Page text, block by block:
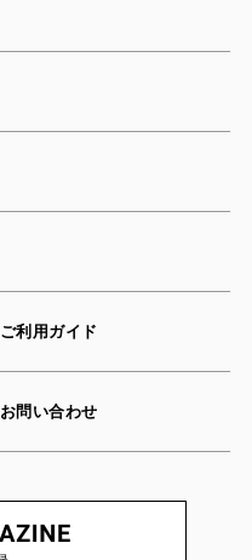
ご利用ガイド
お問い合わせ